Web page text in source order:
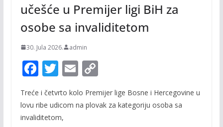
učešće u Premijer ligi BiH za
osobe sa invaliditetom
30. Jula 2026. admin
F
ac
e
b
T
w
itt
er
E
m
ai
C
p
Treće i četvrto kolo Premijer lige Bosne i Hercegovine u
lovu ribe udicom na plovak za kategoriju osoba sa
invaliditetom,